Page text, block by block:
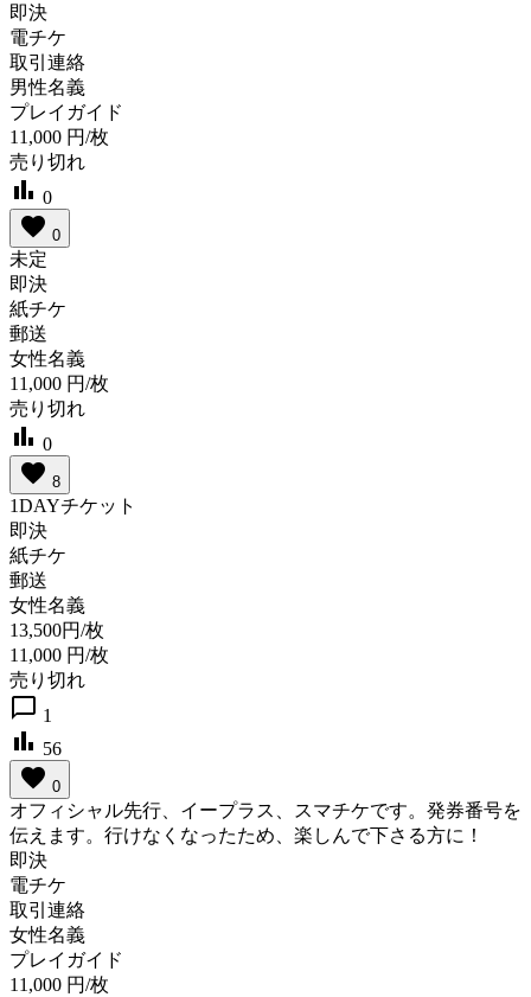
即決
電チケ
取引連絡
男性名義
プレイガイド
11,000 円/枚
売り切れ
bar_chart 0
favorite 0
未定
即決
紙チケ
郵送
女性名義
11,000 円/枚
売り切れ
bar_chart 0
favorite 8
1DAYチケット
即決
紙チケ
郵送
女性名義
13,500円/枚
11,000 円/枚
売り切れ
chat_bubble_outline 1
bar_chart 56
favorite 0
オフィシャル先行、イープラス、スマチケです。発券番号を
伝えます。行けなくなったため、楽しんで下さる方に！
即決
電チケ
取引連絡
女性名義
プレイガイド
11,000 円/枚